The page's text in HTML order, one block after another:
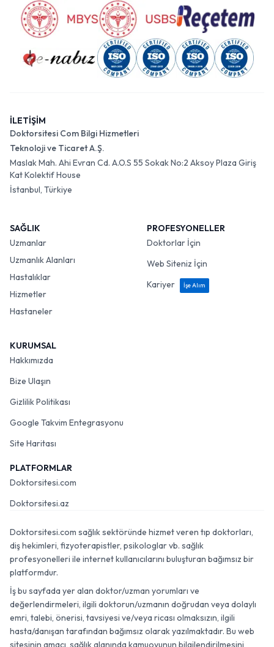
İLETİŞİM
Doktorsitesi Com Bilgi Hizmetleri
Teknoloji ve Ticaret A.Ş.
Maslak Mah. Ahi Evran Cd. A.O.S 55 Sokak No:2 Aksoy Plaza Giriş
Kat Kolektif House
İstanbul, Türkiye
SAĞLIK
Uzmanlar
Uzmanlık Alanları
Hastalıklar
Hizmetler
Hastaneler
PROFESYONELLER
Doktorlar İçin
Web Siteniz İçin
Kariyer
İşe Alım
KURUMSAL
Hakkımızda
Bize Ulaşın
Gizlilik Politikası
Google Takvim Entegrasyonu
Site Haritası
PLATFORMLAR
Doktorsitesi.com
Doktorsitesi.az
Doktorsitesi.com sağlık sektöründe hizmet veren tıp doktorları,
diş hekimleri, fizyoterapistler, psikologlar vb. sağlık
profesyonelleri ile internet kullanıcılarını buluşturan bağımsız bir
platformdur.
İş bu sayfada yer alan doktor/uzman yorumları ve
değerlendirmeleri, ilgili doktorun/uzmanın doğrudan veya dolaylı
emri, talebi, önerisi, tavsiyesi ve/veya ricası olmaksızın, ilgili
hasta/danışan tarafından bağımsız olarak yazılmaktadır. Bu web
sitesinin amacı, sağlık alanında kamuoyunun bilgilendirilmesini